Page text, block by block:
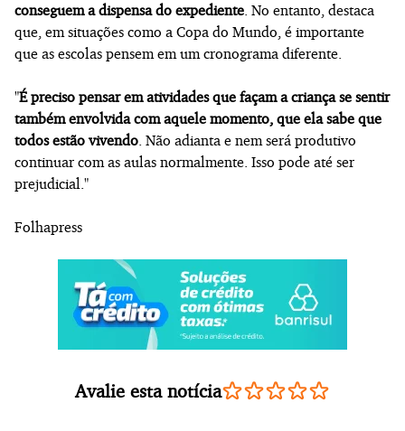
conseguem a dispensa do expediente. No entanto, destaca
que, em situações como a Copa do Mundo, é importante
que as escolas pensem em um cronograma diferente.
"É preciso pensar em atividades que façam a criança se sentir
também envolvida com aquele momento, que ela sabe que
todos estão vivendo. Não adianta e nem será produtivo
continuar com as aulas normalmente. Isso pode até ser
prejudicial."
Folhapress
Avalie esta notícia